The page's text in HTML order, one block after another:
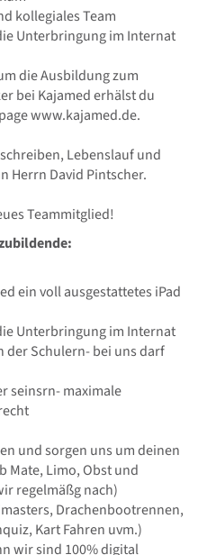
kollegiales Team
Unterbringung im Internat
die Ausbildung zum
bei Kajamed erhälst du
www.kajamed.de.
Lebenslauf und
Herrn David Pintscher.
Teammitglied!
ein voll ausgestattetes iPad
Unterbringung im Internat
der Schulern- bei uns darf
seinsrn- maximale
und sorgen uns um deinen
Mate, Limo, Obst und
regelmäßg nach)
Drachenbootrennen,
Kart Fahren uvm.)
wir sind 100% digital